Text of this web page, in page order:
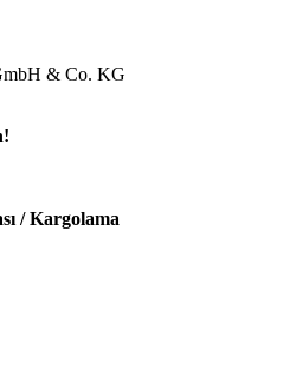
& Co. KG
/ Kargolama